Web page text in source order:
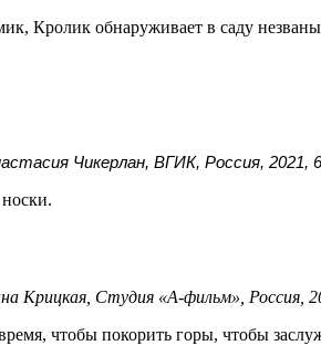
Кролик обнаруживает в саду
Чикерлан, ВГИК, Россия, 2021,
Крицкая, Студия «А-фильм», Россия,
чтобы покорить горы, чтобы